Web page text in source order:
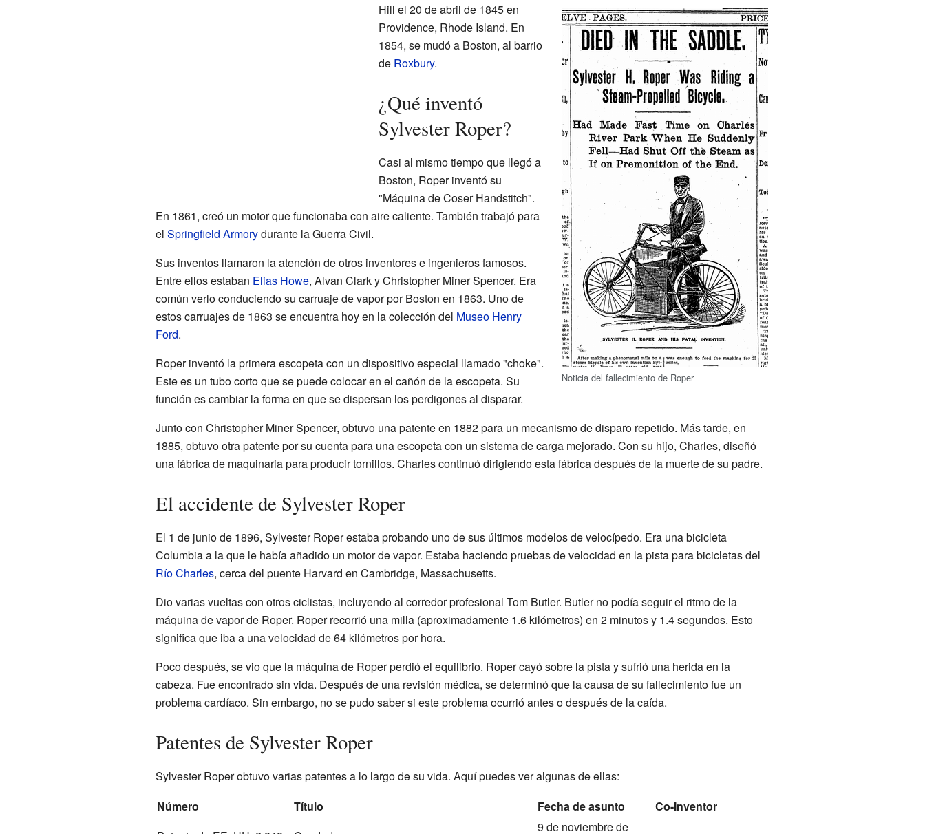
Noticia del fallecimiento de Roper
Hill el 20 de abril de 1845 en
Providence, Rhode Island. En
1854, se mudó a Boston, al barrio
de Roxbury.
¿Qué inventó
Sylvester Roper?
Casi al mismo tiempo que llegó a
Boston, Roper inventó su
"Máquina de Coser Handstitch".
En 1861, creó un motor que funcionaba con aire caliente. También trabajó para
el Springfield Armorydurante la Guerra Civil.
Sus inventos llamaron la atención de otros inventores e ingenieros famosos.
Entre ellos estaban Elias Howe, Alvan Clark y Christopher Miner Spencer. Era
común verlo conduciendo su carruaje de vapor por Boston en 1863. Uno de
estos carruajes de 1863 se encuentra hoy en la colección del Museo Henry
Ford.
Roper inventó la primera escopeta con un dispositivo especial llamado "choke".
Este es un tubo corto que se puede colocar en el cañón de la escopeta. Su
función es cambiar la forma en que se dispersan los perdigones al disparar.
Junto con Christopher Miner Spencer, obtuvo una patente en 1882 para un mecanismo de disparo repetido. Más tarde, en
1885, obtuvo otra patente por su cuenta para una escopeta con un sistema de carga mejorado. Con su hijo, Charles, diseñó
una fábrica de maquinaria para producir tornillos. Charles continuó dirigiendo esta fábrica después de la muerte de su padre.
El accidente de Sylvester Roper
El 1 de junio de 1896, Sylvester Roper estaba probando uno de sus últimos modelos de velocípedo. Era una bicicleta
Columbia a la que le había añadido un motor de vapor. Estaba haciendo pruebas de velocidad en la pista para bicicletas del
Río Charles, cerca del puente Harvard en Cambridge, Massachusetts.
Dio varias vueltas con otros ciclistas, incluyendo al corredor profesional Tom Butler. Butler no podía seguir el ritmo de la
máquina de vapor de Roper. Roper recorrió una milla (aproximadamente 1.6 kilómetros) en 2 minutos y 1.4 segundos. Esto
significa que iba a una velocidad de 64 kilómetros por hora.
Poco después, se vio que la máquina de Roper perdió el equilibrio. Roper cayó sobre la pista y sufrió una herida en la
cabeza. Fue encontrado sin vida. Después de una revisión médica, se determinó que la causa de su fallecimiento fue un
problema cardíaco. Sin embargo, no se pudo saber si este problema ocurrió antes o después de la caída.
Patentes de Sylvester Roper
Sylvester Roper obtuvo varias patentes a lo largo de su vida. Aquí puedes ver algunas de ellas:
Número
Título Fecha de asunto
Co-Inventor
9 de noviembre de